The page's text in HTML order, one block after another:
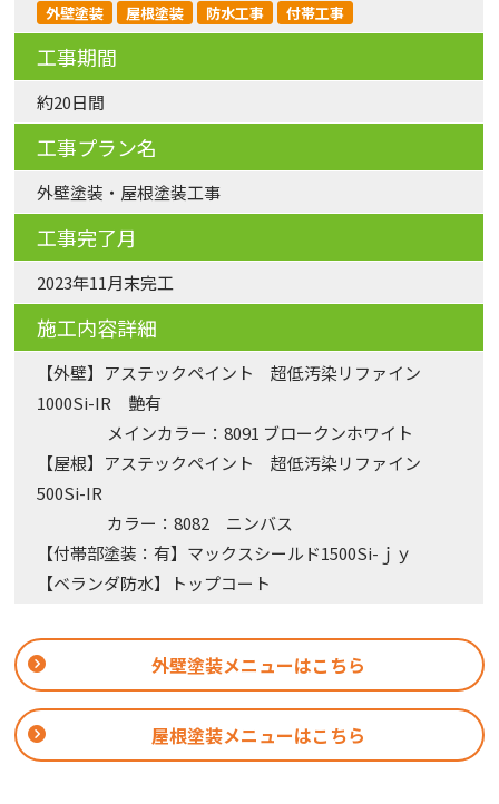
外壁塗装 屋根塗装 防水工事 付帯工事
工事期間
約20日間
工事プラン名
外壁塗装・屋根塗装工事
工事完了月
2023年11月末完工
施工内容詳細
【外壁】アステックペイント 超低汚染リファイン
1000Si-IR 艶有
メインカラー：8091 ブロークンホワイト
【屋根】アステックペイント 超低汚染リファイン
500Si-IR
カラー：8082 ニンバス
【付帯部塗装：有】マックスシールド1500Si-ｊｙ
【ベランダ防水】トップコート
外壁塗装メニューはこちら
屋根塗装メニューはこちら